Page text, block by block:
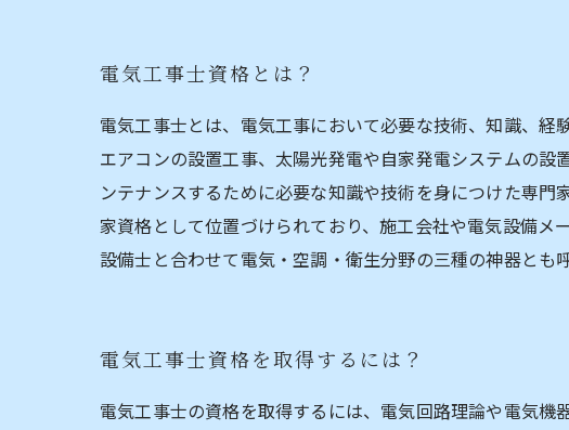
電気工事士資格とは？
電気工事士とは、電気工事において必要な技術、知識、
エアコンの設置工事、太陽光発電や自家発電システムの
ンテナンスするために必要な知識や技術を身につけた専
家資格として位置づけられており、施工会社や電気設備
設備士と合わせて電気・空調・衛生分野の三種の神器とも
電気工事士資格を取得するには？
電気工事士の資格を取得するには、電気回路理論や電気